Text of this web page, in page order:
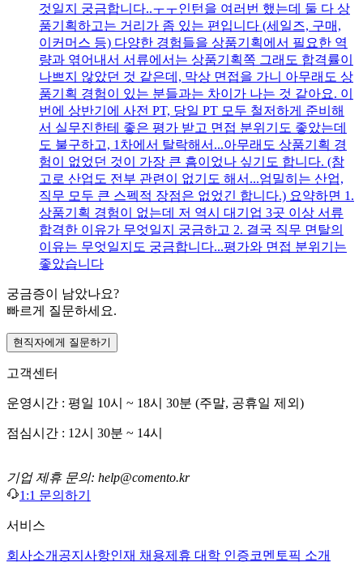
것일지 궁금합니다..ㅜㅜ인턴을 여러번 했는데 둘 다 상
품기획하고는 거리가 좀 있는 편입니다 (세일즈, 구매,
이커머스 등) 다양한 경험들을 상품기획에서 필요한 역
량과 엮어내서 서류에서는 상품기획쪽 그래도 합격률이
나쁘지 않았던 것 같은데, 막상 면접을 가니 아무래도 상
품기획 경험이 있는 분들과는 차이가 나는 것 같아요. 이
번에 상반기에 사전 PT, 당일 PT 모두 철저하게 준비해
서 실무진한테 좋은 평가 받고 면접 분위기도 좋았는데
도 불구하고, 1차에서 탈락해서...아무래도 상품기획 경
험이 없었던 것이 가장 큰 흠이었나 싶기도 합니다. (참
고로 산업도 전부 관련이 없기도 해서...엄밀히는 산업,
직무 모두 큰 스펙적 장점은 없었긴 합니다.) 요약하면 1.
상품기획 경험이 없는데 저 역시 대기업 3곳 이상 서류
합격한 이유가 무엇일지 궁금하고 2. 결국 직무 면탈의
이유는 무엇일지도 궁금합니다...평가와 면접 분위기는
좋았습니다
궁금증이 남았나요?
빠르게 질문하세요.
현직자에게 질문하기
고객센터
운영시간 : 평일 10시 ~ 18시 30분 (주말, 공휴일 제외)
점심시간 : 12시 30분 ~ 14시
기업 제휴 문의: help@comento.kr
1:1 문의하기
서비스
회사소개 공지사항인재 채용제휴 대학 인증코멘토픽 소개